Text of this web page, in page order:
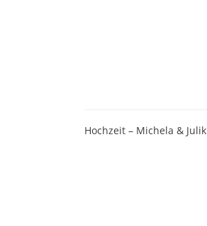
Hochzeit – Michela & Julik